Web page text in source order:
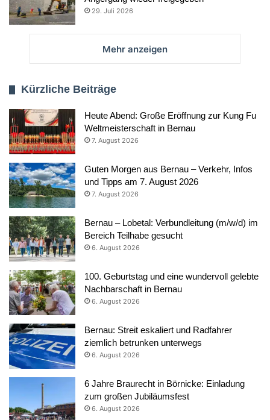
29. Juli 2026
Mehr anzeigen
Kürzliche Beiträge
Heute Abend: Große Eröffnung zur Kung Fu
Weltmeisterschaft in Bernau
7. August 2026
Guten Morgen aus Bernau – Verkehr, Infos
und Tipps am 7. August 2026
7. August 2026
Bernau – Lobetal: Verbundleitung (m/w/d) im
Bereich Teilhabe gesucht
6. August 2026
100. Geburtstag und eine wundervoll gelebte
Nachbarschaft in Bernau
6. August 2026
Bernau: Streit eskaliert und Radfahrer
ziemlich betrunken unterwegs
6. August 2026
6 Jahre Braurecht in Börnicke: Einladung
zum großen Jubiläumsfest
6. August 2026